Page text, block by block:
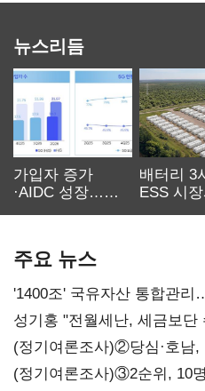
뉴스리듬
가입자 증가
·AIDC 성장…
배터리 3
ESS 시장
주요 뉴스
'1400조' 국유자산 통합관
구조혁신
성기홍 "전월세난, 세금보
시사
(정기여론조사)②당심·호남,
(정기여론조사)③2순위, 10